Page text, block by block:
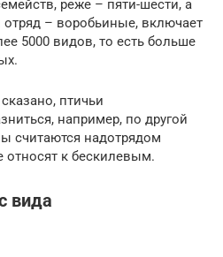
реже – пяти-шести, а
– воробьиные, включает
5000 видов, то есть больше
птичьи
например, по другой
считаются надотрядом
относят к бескилевым.
вида